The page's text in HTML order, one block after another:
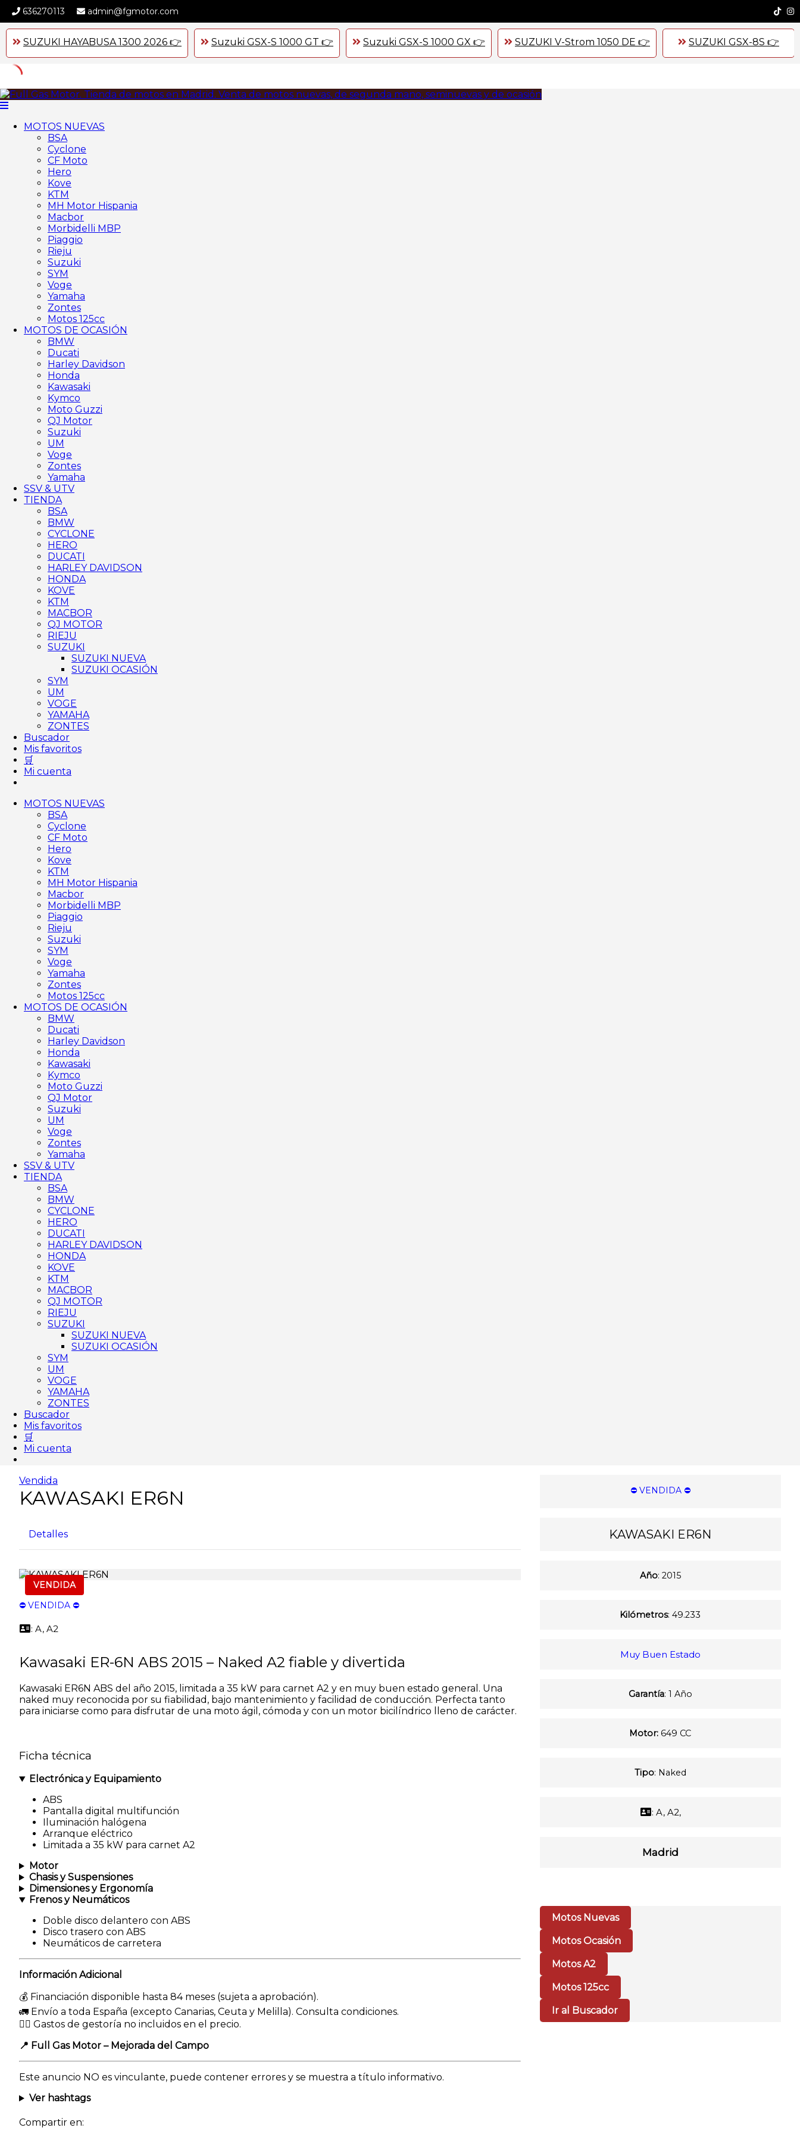
636270113 admin@fgmotor.com
SUZUKI HAYABUSA 1300 2026 👉 Suzuki GSX-S 1000 GT 👉 Suzuki GSX-S 1000 GX 👉 SUZUKI V-Strom 1050 DE 👉 SUZUKI GSX-8S 👉
Skip
to
MOTOS NUEVAS
BSA
Cyclone
CF Moto
Hero
Kove
KTM
MH Motor Hispania
Macbor
Morbidelli MBP
Piaggio
Rieju
Suzuki
SYM
Voge
Yamaha
Zontes
Motos 125cc
MOTOS DE OCASIÓN
BMW
Ducati
Harley Davidson
Honda
Kawasaki
Kymco
Moto Guzzi
QJ Motor
Suzuki
UM
Voge
Zontes
Yamaha
SSV & UTV
TIENDA
BSA
BMW
CYCLONE
HERO
DUCATI
HARLEY DAVIDSON
HONDA
KOVE
KTM
MACBOR
QJ MOTOR
RIEJU
SUZUKI
SUZUKI NUEVA
SUZUKI OCASIÓN
SYM
UM
VOGE
YAMAHA
ZONTES
Buscador
Mis favoritos
🛒
Mi cuenta
MOTOS NUEVAS
BSA
Cyclone
CF Moto
Hero
Kove
KTM
MH Motor Hispania
Macbor
Morbidelli MBP
Piaggio
Rieju
Suzuki
SYM
Voge
Yamaha
Zontes
Motos 125cc
MOTOS DE OCASIÓN
BMW
Ducati
Harley Davidson
Honda
Kawasaki
Kymco
Moto Guzzi
QJ Motor
Suzuki
UM
Voge
Zontes
Yamaha
SSV & UTV
TIENDA
BSA
BMW
CYCLONE
HERO
DUCATI
HARLEY DAVIDSON
HONDA
KOVE
KTM
MACBOR
QJ MOTOR
RIEJU
SUZUKI
SUZUKI NUEVA
SUZUKI OCASIÓN
SYM
UM
VOGE
YAMAHA
ZONTES
Buscador
Mis favoritos
🛒
Mi cuenta
Vendida
KAWASAKI ER6N
Detalles
VENDIDA
⛔️ VENDIDA ⛔️
: A, A2
Kawasaki ER-6N ABS 2015 – Naked A2 fiable y divertida
Kawasaki ER6N ABS del año 2015, limitada a 35 kW para carnet A2 y en muy buen estado general. Una
naked muy reconocida por su fiabilidad, bajo mantenimiento y facilidad de conducción. Perfecta tanto
para iniciarse como para disfrutar de una moto ágil, cómoda y con un motor bicilíndrico lleno de carácter.
Ficha técnica
Electrónica y Equipamiento
ABS
Pantalla digital multifunción
Iluminación halógena
Arranque eléctrico
Limitada a 35 kW para carnet A2
Motor
Chasis y Suspensiones
Dimensiones y Ergonomía
Frenos y Neumáticos
Doble disco delantero con ABS
Disco trasero con ABS
Neumáticos de carretera
Información Adicional
💰 Financiación disponible hasta 84 meses (sujeta a aprobación).
🚛 Envío a toda España (excepto Canarias, Ceuta y Melilla). Consulta condiciones.
👉🏻 Gastos de gestoría no incluidos en el precio.
📍 Full Gas Motor – Mejorada del Campo
Este anuncio NO es vinculante, puede contener errores y se muestra a título informativo.
Ver hashtags
Compartir en:
⛔️ VENDIDA ⛔️
KAWASAKI ER6N
Año: 2015
Kilómetros: 49.233
Muy Buen Estado
Garantía: 1 Año
Motor: 649 CC
Tipo: Naked
: A, A2,
Madrid
Motos Nuevas
Motos Ocasión
Motos A2
Motos 125cc
Ir al Buscador